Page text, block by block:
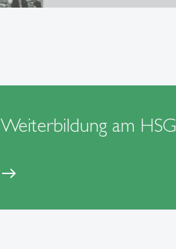
Weiterbildung am HSG
east